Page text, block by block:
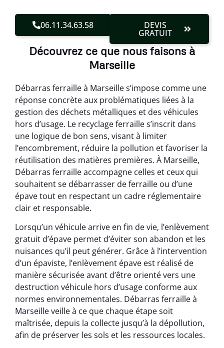
06.11.34.63.58 DEVIS
GRATUIT
Découvrez ce que nous faisons à
Marseille
Débarras ferraille à Marseille s’impose comme une
réponse concrète aux problématiques liées à la
gestion des déchets métalliques et des véhicules
hors d’usage. Le recyclage ferraille s’inscrit dans
une logique de bon sens, visant à limiter
l’encombrement, réduire la pollution et favoriser la
réutilisation des matières premières. À Marseille,
Débarras ferraille accompagne celles et ceux qui
souhaitent se débarrasser de ferraille ou d’une
épave tout en respectant un cadre réglementaire
clair et responsable.
Lorsqu’un véhicule arrive en fin de vie, l’enlèvement
gratuit d’épave permet d’éviter son abandon et les
nuisances qu’il peut générer. Grâce à l’intervention
d’un épaviste, l’enlèvement épave est réalisé de
manière sécurisée avant d’être orienté vers une
destruction véhicule hors d’usage conforme aux
normes environnementales. Débarras ferraille à
Marseille veille à ce que chaque étape soit
maîtrisée, depuis la collecte jusqu’à la dépollution,
afin de préserver les sols et les ressources locales.